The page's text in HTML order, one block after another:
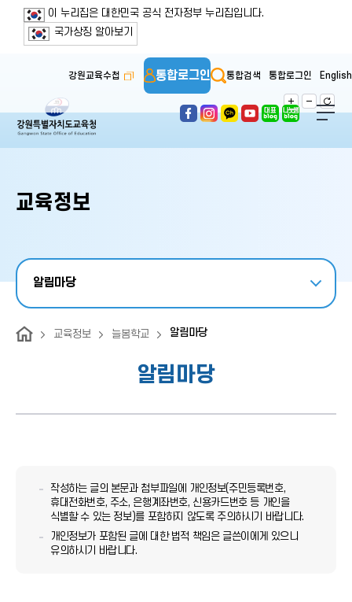
본문 바로가기
주메뉴 바로가기
보조메뉴 바로가기
푸터 바로가기
이 누리집은 대한민국 공식 전자정부 누리집입니다.
국가상징 알아보기
강원교육수첩 통합로그인 통합검색 통합로그인 English
교육정보
알림마당
교육정보 늘봄학교 알림마당
알림마당
작성하는 글의 본문과 첨부파일에 개인정보(주민등록번호,
휴대전화번호, 주소, 은행계좌번호, 신용카드번호 등 개인을
식별할 수 있는 정보)를 포함하지 않도록 주의하시기 바랍니다.
개인정보가 포함된 글에 대한 법적 책임은 글쓴이에게 있으니
유의하시기 바랍니다.